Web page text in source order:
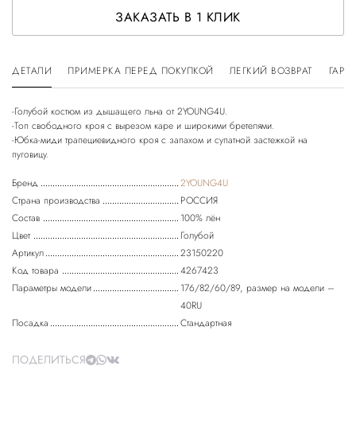
ЗАКАЗАТЬ В 1 КЛИК
ДЕТАЛИ ПРИМЕРКА ПЕРЕД ПОКУПКОЙ ЛЕГКИЙ ВОЗВРАТ
-Голубой костюм из дышащего льна от 2YOUNG4U.
-Топ свободного кроя с вырезом каре и широкими бретелями.
-Юбка-миди трапециевидного кроя с запахом и супатной застежкой на
Бренд
2YOUNG4U
Страна производства
РОССИЯ
Состав
100% лён
Цвет
Голубой
Артикул
23150220
Код товара
4267423
Параметры модели
176/82/60/89, размер на модели –
40RU
Посадка
Стандартная
ПОДЕЛИТЬСЯ